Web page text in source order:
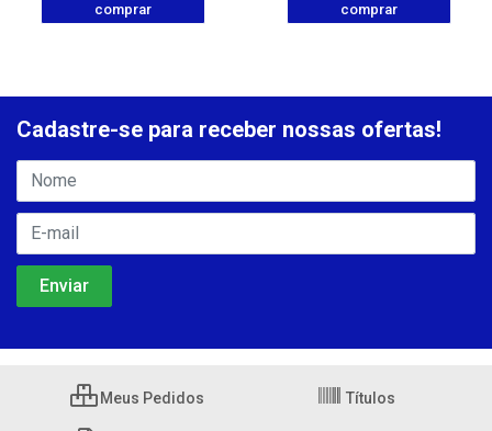
comprar
comprar
Cadastre-se para receber nossas ofertas!
Meus Pedidos Títulos